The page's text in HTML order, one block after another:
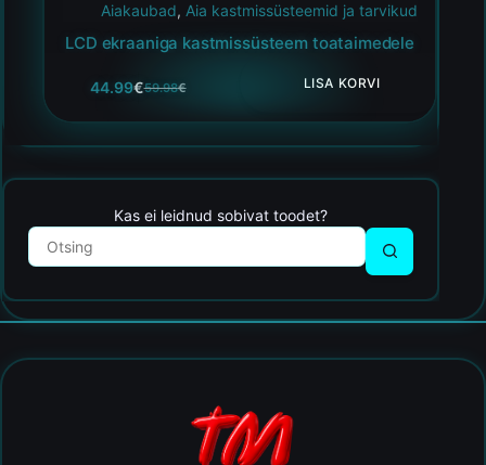
Aiakaubad, Aia kastmissüsteemid ja tarvikud
LCD ekraaniga kastmissüsteem toataimedele
59.98€
44.99€ LISA KORVI
Kas ei leidnud sobivat toodet?